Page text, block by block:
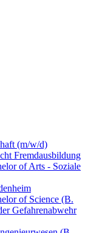
(m/w/d)
Fremdausbildung
of Arts - Soziale
of Science (B.
Gefahrenabwehr